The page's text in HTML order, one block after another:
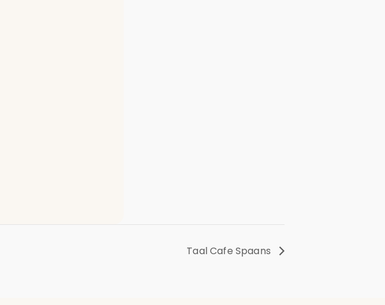
Taal Cafe Spaans